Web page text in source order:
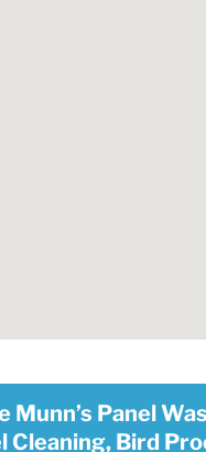
Munn’s Panel
Cleaning, Bird